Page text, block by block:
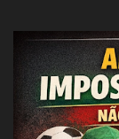
tornando-os
alguns dos tipos
de apostas:
considerada com
jogo. Isso